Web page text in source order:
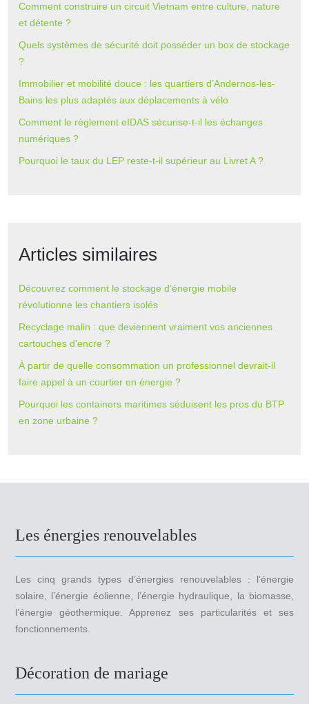
Comment construire un circuit Vietnam entre culture, nature
et détente ?
Quels systèmes de sécurité doit posséder un box de stockage
?
Immobilier et mobilité douce : les quartiers d’Andernos-les-
Bains les plus adaptés aux déplacements à vélo
Comment le règlement eIDAS sécurise-t-il les échanges
numériques ?
Pourquoi le taux du LEP reste-t-il supérieur au Livret A ?
Articles similaires
Découvrez comment le stockage d’énergie mobile
révolutionne les chantiers isolés
Recyclage malin : que deviennent vraiment vos anciennes
cartouches d’encre ?
À partir de quelle consommation un professionnel devrait-il
faire appel à un courtier en énergie ?
Pourquoi les containers maritimes séduisent les pros du BTP
en zone urbaine ?
Les énergies renouvelables
Les cinq grands types d’énergies renouvelables : l’énergie
solaire, l’énergie éolienne, l’énergie hydraulique, la biomasse,
l’énergie géothermique. Apprenez ses particularités et ses
fonctionnements.
Décoration de mariage